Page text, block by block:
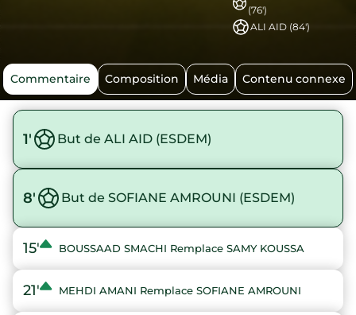
(76')
ALI AID (84')
Commentaire Composition Média Contenu connexe
1' But de ALI AID (ESDEM)
8' But de SOFIANE AMROUNI (ESDEM)
15' BOUSSAAD SMACHI Remplace SAMY KOUSSA
21' MEHDI AMANI Remplace SOFIANE AMROUNI